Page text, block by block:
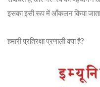
इसका इसी रूप में आँकलन किया
हमारी प्रतिरक्षा प्रणाली क्या है?